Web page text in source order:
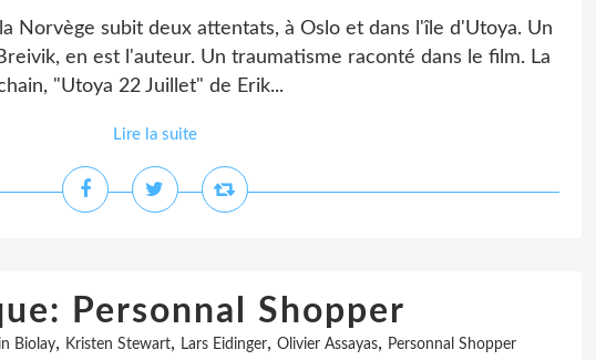
Norvège subit deux attentats, à Oslo et dans l'île d'Utoya. Un
en est l'auteur. Un traumatisme raconté dans le film. La
"Utoya 22 Juillet" de Erik...
Lire la suite
Personnal Shopper
Biolay, Kristen Stewart, Lars Eidinger, Olivier Assayas, Personnal Shopper